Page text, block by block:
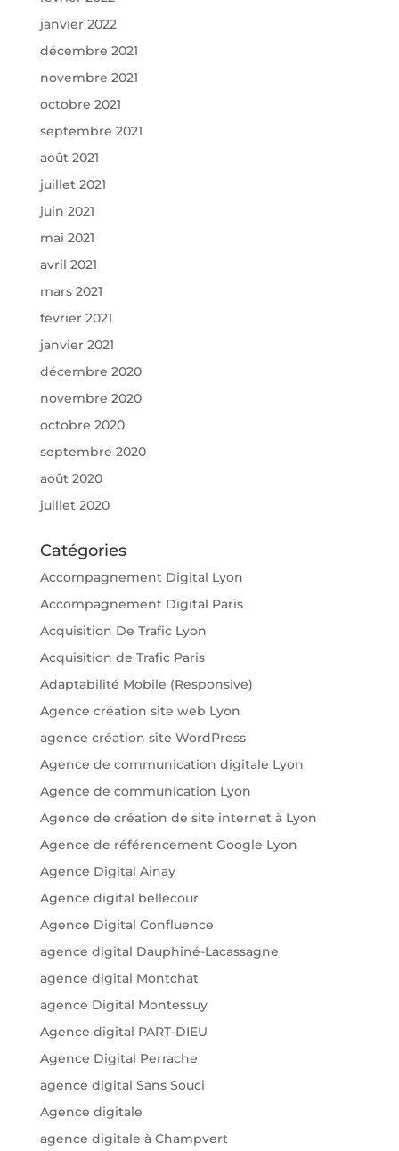
janvier 2022
décembre 2021
novembre 2021
octobre 2021
septembre 2021
août 2021
juillet 2021
juin 2021
mai 2021
avril 2021
mars 2021
février 2021
janvier 2021
décembre 2020
novembre 2020
octobre 2020
septembre 2020
août 2020
juillet 2020
Catégories
Accompagnement Digital Lyon
Accompagnement Digital Paris
Acquisition De Trafic Lyon
Acquisition de Trafic Paris
Adaptabilité Mobile (Responsive)
Agence création site web Lyon
agence création site WordPress
Agence de communication digitale Lyon
Agence de communication Lyon
Agence de création de site internet à Lyon
Agence de référencement Google Lyon
Agence Digital Ainay
Agence digital bellecour
Agence Digital Confluence
agence digital Dauphiné-Lacassagne
agence digital Montchat
agence Digital Montessuy
Agence digital PART-DIEU
Agence Digital Perrache
agence digital Sans Souci
Agence digitale
agence digitale à Champvert